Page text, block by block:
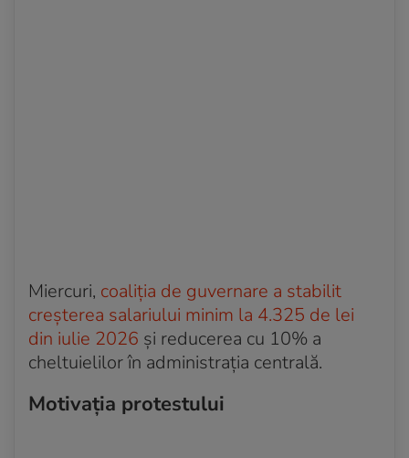
Miercuri, coaliția de guvernare a stabilit
creșterea salariului minim la 4.325 de lei
din iulie 2026 și reducerea cu 10% a
cheltuielilor în administrația centrală.
Motivația protestului